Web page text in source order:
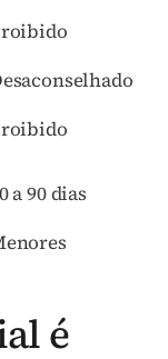
a 90 dias
é